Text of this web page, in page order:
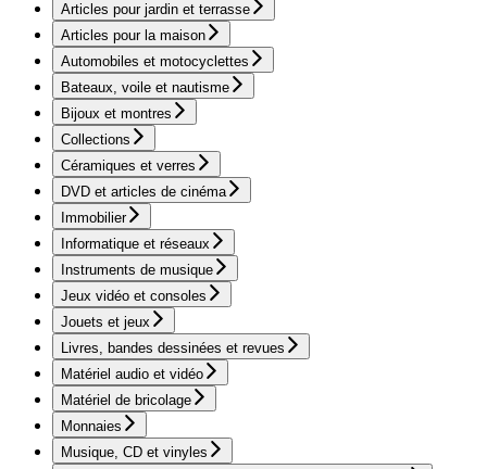
Articles pour jardin et terrasse
Articles pour la maison
Automobiles et motocyclettes
Bateaux, voile et nautisme
Bijoux et montres
Collections
Céramiques et verres
DVD et articles de cinéma
Immobilier
Informatique et réseaux
Instruments de musique
Jeux vidéo et consoles
Jouets et jeux
Livres, bandes dessinées et revues
Matériel audio et vidéo
Matériel de bricolage
Monnaies
Musique, CD et vinyles